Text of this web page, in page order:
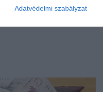
Adatvédelmi szabályzat